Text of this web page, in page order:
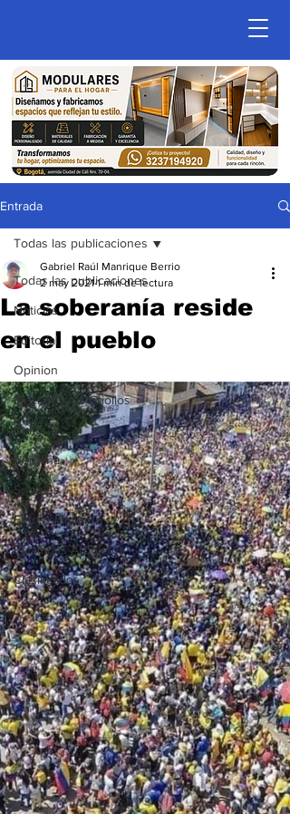
Entrada
Todas las publicaciones
Noticias
Editorial
Opinion
Mechonazos Criollos
Cultural
Ventana
Sociales
Entretenimiento
Estampas Arboletes
Clasificados
Todas las publicaciones
La soberanía reside
en el pueblo
Gabriel Raúl Manrique Berrio
2 may 2021 1 min de lectura